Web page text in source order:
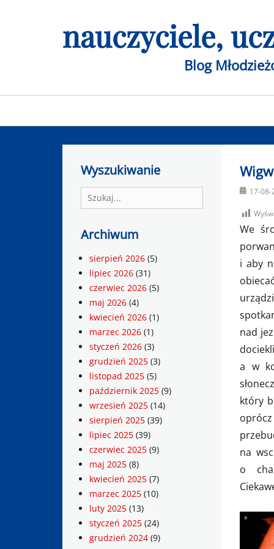
nauczyciele,
Blog
menu
Posted
17-08-
We
i aby
nad
a w
który
na
o
Wyszukiwanie
Search
for:
Archiwum
sierpień 2026 (5)
lipiec 2026 (31)
czerwiec 2026 (5)
maj 2026 (4)
kwiecień 2026 (1)
marzec 2026 (1)
styczeń 2026 (3)
grudzień 2025 (3)
listopad 2025 (5)
październik 2025 (9)
wrzesień 2025 (14)
sierpień 2025 (39)
lipiec 2025 (39)
czerwiec 2025 (9)
maj 2025 (8)
kwiecień 2025 (7)
marzec 2025 (10)
luty 2025 (13)
styczeń 2025 (24)
grudzień 2024 (9)